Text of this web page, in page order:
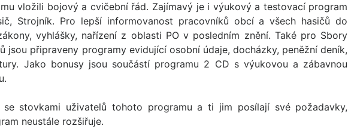
vložili bojový a cvičební řád. Zajímavý je i výukový a testovací program
Strojník. Pro lepší informovanost pracovníků obcí a všech hasičů do
vyhlášky, nařízení z oblasti PO v posledním znění. Také pro Sbory
jsou připraveny programy evidující osobní údaje, docházky, peněžní deník,
Jako bonusy jsou součástí programu 2 CD s výukovou a zábavnou
se stovkami uživatelů tohoto programu a ti jim posílají své požadavky,
neustále rozšiřuje.